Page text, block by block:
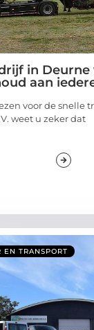
in Deurne
aan
voor de snelle
weet u zeker dat
EN TRANSPORT